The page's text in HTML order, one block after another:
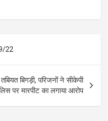
22
तबियत बिगड़ी, परिजनों ने सीकेपी
पर मारपीट का लगाया आरोप